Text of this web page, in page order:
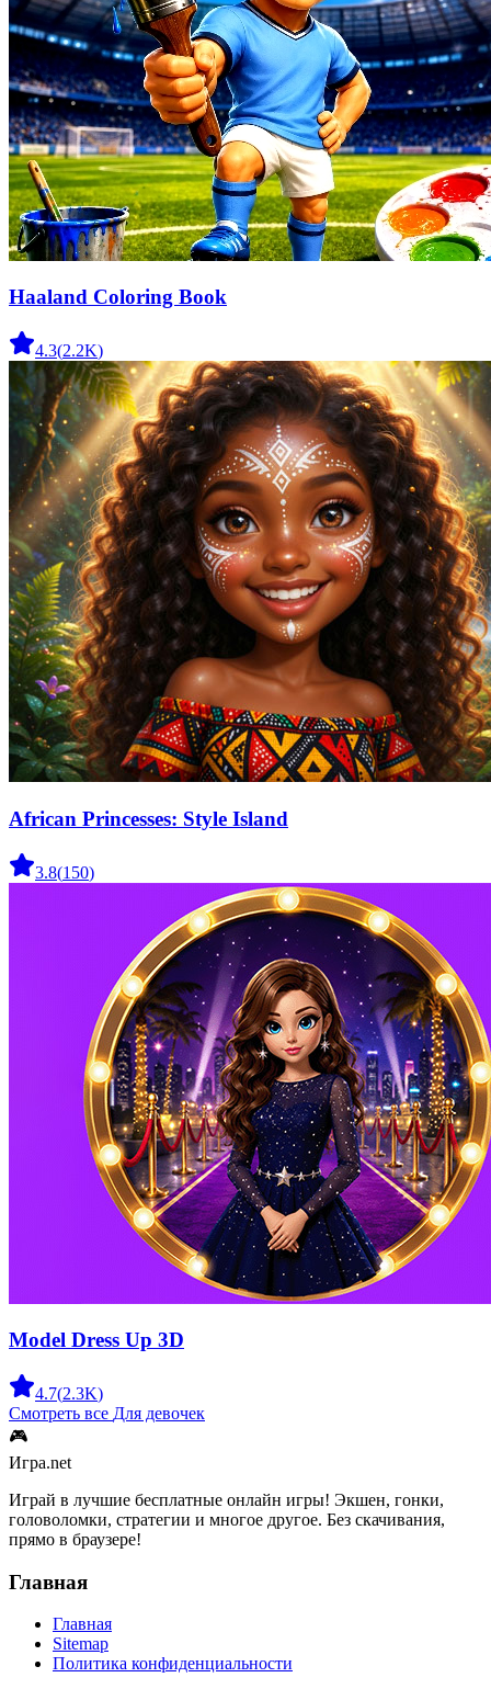
Haaland Coloring Book
4.3(2.2K)
African Princesses: Style Island
3.8(150)
Model Dress Up 3D
4.7(2.3K)
Смотреть все Для девочек
🎮
Игра.net
Играй в лучшие бесплатные онлайн игры! Экшен, гонки,
головоломки, стратегии и многое другое. Без скачивания,
прямо в браузере!
Главная
Главная
Sitemap
Политика конфиденциальности